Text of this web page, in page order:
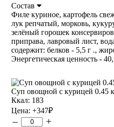
Состав
Филе куриное, картофель
лук репчатый, морковь,
зелёный горошек
приправа, лавровый лист,
содержит: белков - 5,5 г .,
Энергетическая ценность -
Суп овощной с курицей 0.45
Ккал: 183
Цена: +347₽
– +